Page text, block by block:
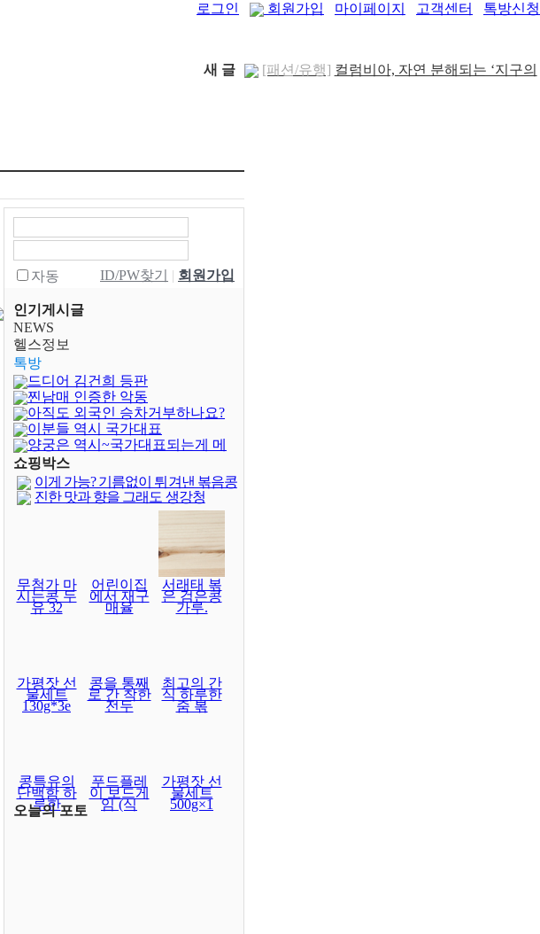
로그인 회원가입 마이페이지 고객센터 톡방신청
새 글 [패션/유행] 컬럼비아, 자연 분해되는 ‘지구의
자동 ID/PW찾기 | 회원가입
인기게시글
NEWS
헬스정보
톡방
드디어 김건희 등판
찐남매 인증한 악동
아직도 외국인 승차거부하나요?
이분들 역시 국가대표
양궁은 역시~국가대표되는게 메
달보다 어렵..
쇼핑박스
이게 가능? 기름없이 튀겨낸 볶음콩
진한 맛과 향을 그래도 생강청
무첨가 마
시는콩 두
유 32
어린이집
에서 재구
매율
서래태 볶
은 검은콩
가루.
가평잣 선
물세트
130g*3e
콩을 통째
로 간 착한
전두
최고의 간
식 하루한
줌 볶
콩특유의
단백함 하
루한
푸드플레
이 보드게
임 (식
가평잣 선
물세트
500g×1
오늘의 포토